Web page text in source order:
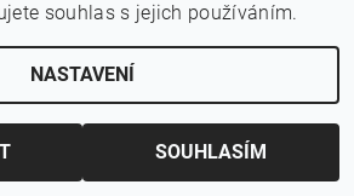
souhlas s jejich používáním.
NASTAVENÍ
SOUHLASÍM